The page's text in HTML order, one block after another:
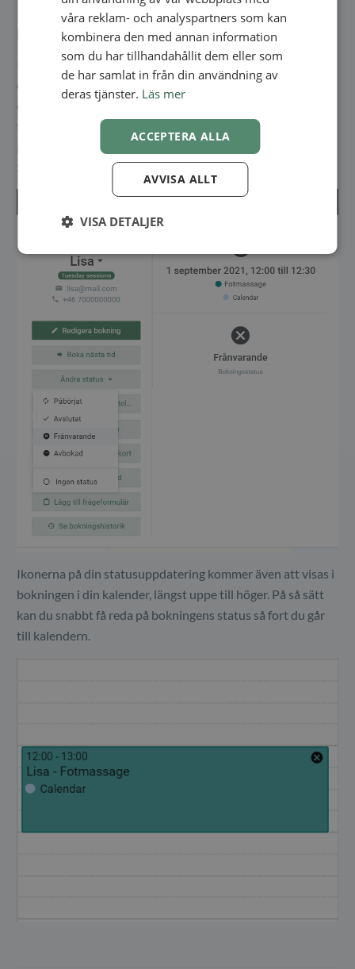
Lägg till status på en bokning
För att göra en statusuppdatering på en bokning går du till
din kalender och klickar på den bokning som du vill lägga till
en status för. Som bilden nedan visar så kommer då ett nytt
fönster att öppnas med en rad alternativ till vänster. Klicka
på ’Ändra status’ och välj vilken status du vill använda.
Statusen kommer då att visas till höger:
Ikonerna på din statusuppdatering kommer även att visas i
bokningen i din kalender, längst uppe till höger. På så sätt
kan du snabbt få reda på bokningens status så fort du går
till kalendern.
våra reklam- och analyspartners som kan
kombinera den med annan information
som du har tillhandahållit dem eller som
de har samlat in från din användning av
deras tjänster. Läs mer
ACCEPTERA ALLA
AVVISA ALLT
VISA DETALJER